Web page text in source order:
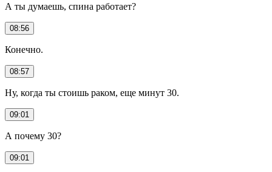
А ты думаешь, спина работает?
08:56
Конечно.
08:57
Ну, когда ты стоишь раком, еще минут 30.
09:01
А почему 30?
09:01